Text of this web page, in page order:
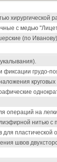
хирургической
с медью
(по
фиксации грудо-
операций на
нитью
пластической
швов